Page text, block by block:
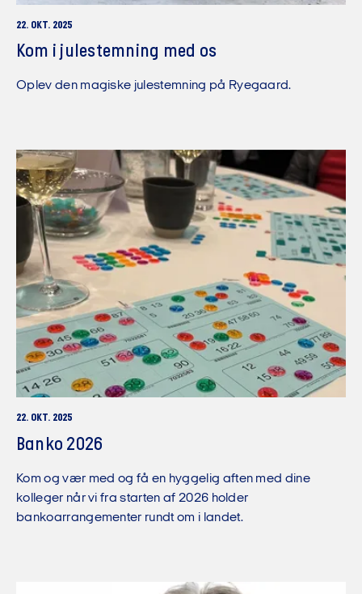
22. OKT. 2025
Kom i julestemning med os
Oplev den magiske julestemning på Ryegaard.
22. OKT. 2025
Banko 2026
Kom og vær med og få en hyggelig aften med dine
kolleger når vi fra starten af 2026 holder
bankoarrangementer rundt om i landet.